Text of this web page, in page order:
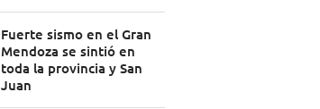
Fuerte sismo en el Gran
Mendoza se sintió en
toda la provincia y San
Juan